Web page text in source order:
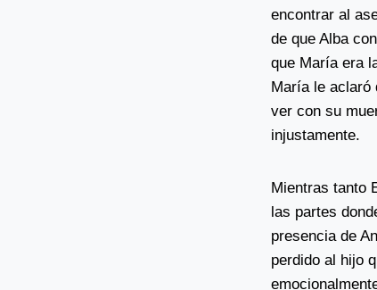
encontrar al
de que Alba
que María era
María le aclaró
ver con su
injustamente.
Mientras tanto
las partes
presencia de
perdido al hijo